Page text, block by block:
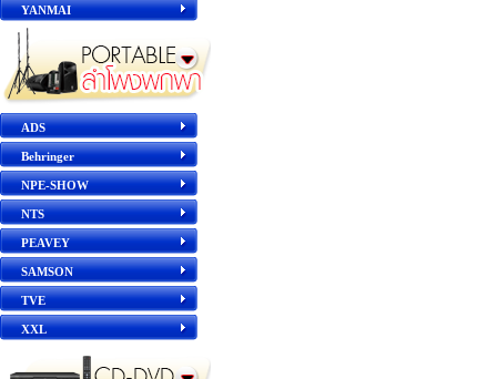
YANMAI
ADS
Behringer
NPE-SHOW
NTS
PEAVEY
SAMSON
TVE
XXL